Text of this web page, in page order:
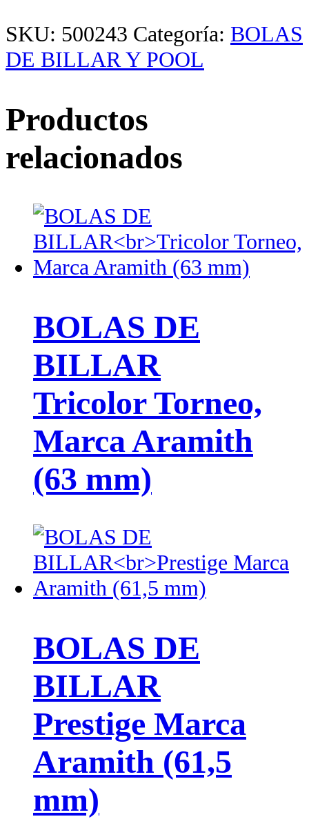
SKU: 500243 Categoría: BOLAS
DE BILLAR Y POOL
Productos
relacionados
BOLAS DE
BILLAR
Tricolor Torneo,
Marca Aramith
(63 mm)
BOLAS DE
BILLAR
Prestige Marca
Aramith (61,5
mm)